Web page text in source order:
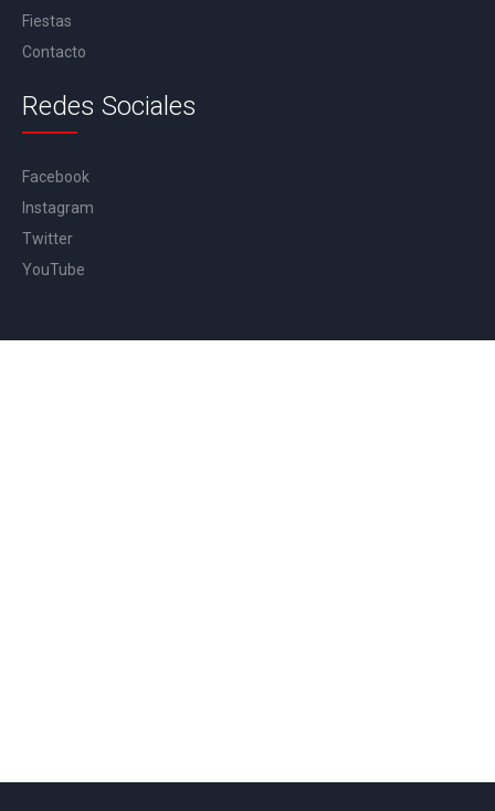
Fiestas
Contacto
Redes Sociales
Facebook
Instagram
Twitter
YouTube